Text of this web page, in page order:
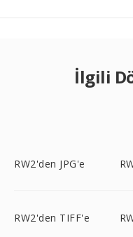
İlgili
RW2'den JPG'e
RW2'den TIFF'e